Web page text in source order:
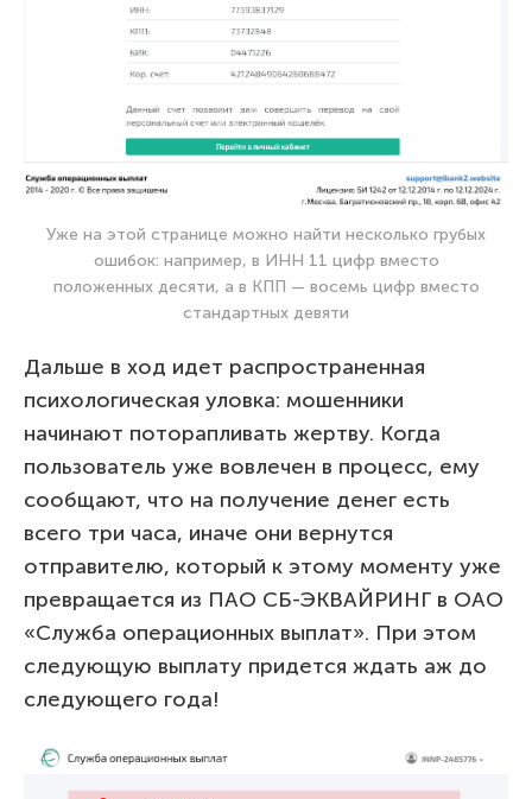
Уже на этой странице можно найти несколько грубых
ошибок: например, в ИНН 11 цифр вместо
положенных десяти, а в КПП — восемь цифр вместо
стандартных девяти
Дальше в ход идет распространенная
психологическая уловка: мошенники
начинают поторапливать жертву. Когда
пользователь уже вовлечен в процесс, ему
сообщают, что на получение денег есть
всего три часа, иначе они вернутся
отправителю, который к этому моменту уже
превращается из ПАО СБ-ЭКВАЙРИНГ в ОАО
«Служба операционных выплат». При этом
следующую выплату придется ждать аж до
следующего года!